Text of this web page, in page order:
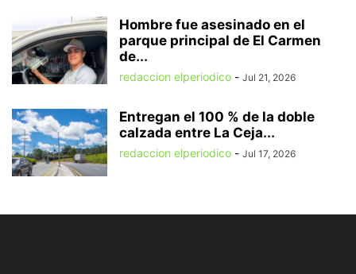
Hombre fue asesinado en el
parque principal de El Carmen
de...
redaccion elperiodico - Jul 21, 2026
Entregan el 100 % de la doble
calzada entre La Ceja...
redaccion elperiodico - Jul 17, 2026